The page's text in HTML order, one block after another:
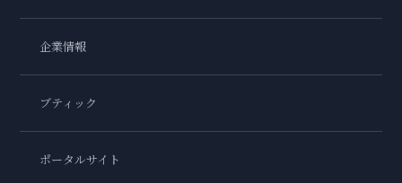
企業情報
ブティック
ポータルサイト